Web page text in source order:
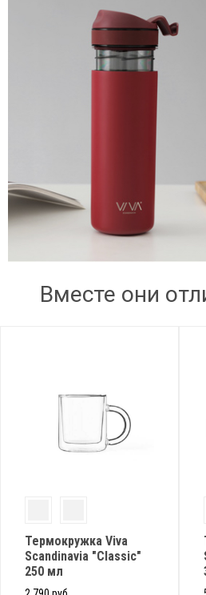
Вместе они
Термокружка Viva
Scandinavia "Classic"
250 мл